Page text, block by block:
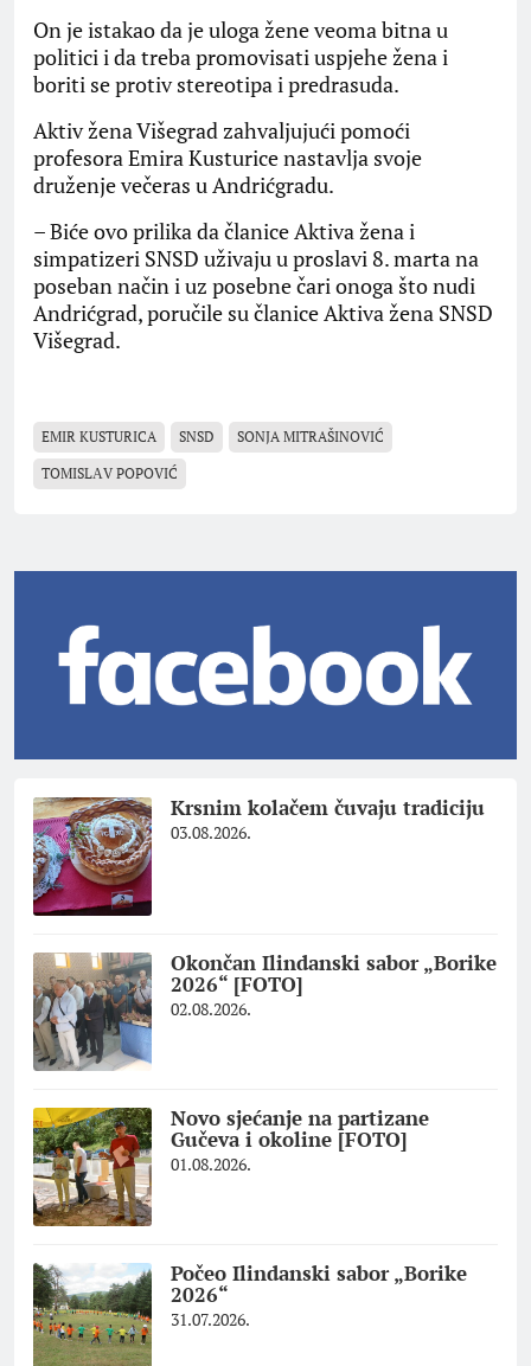
On je istakao da je uloga žene veoma bitna u
politici i da treba promovisati uspjehe žena i
boriti se protiv stereotipa i predrasuda.
Aktiv žena Višegrad zahvaljujući pomoći
profesora Emira Kusturice nastavlja svoje
druženje večeras u Andrićgradu.
– Biće ovo prilika da članice Aktiva žena i
simpatizeri SNSD uživaju u proslavi 8. marta na
poseban način i uz posebne čari onoga što nudi
Andrićgrad, poručile su članice Aktiva žena SNSD
Višegrad.
EMIR KUSTURICA SNSD SONJA MITRAŠINOVIĆ
TOMISLАV POPOVIĆ
Krsnim kolačem čuvaju tradiciju
03.08.2026.
Okončan Ilindanski sabor „Borike
2026“ [FOTO]
02.08.2026.
Novo sjećanje na partizane
Gučeva i okoline [FOTO]
01.08.2026.
Počeo Ilindanski sabor „Borike
2026“
31.07.2026.